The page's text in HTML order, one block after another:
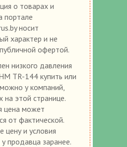
о товарах и
портале
носит
характер и не
офертой.
низкого давления
TR-144 купить или
у компаний,
на этой странице.
цена может
от фактической.
цену и условия
продавца заранее.